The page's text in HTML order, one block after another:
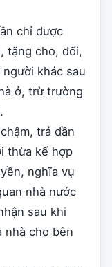
chỉ được
tặng cho, đổi,
khác sau
ở, trừ trường
trả dần
thừa kế hợp
nghĩa vụ
nhà nước
sau khi
nhà cho bên